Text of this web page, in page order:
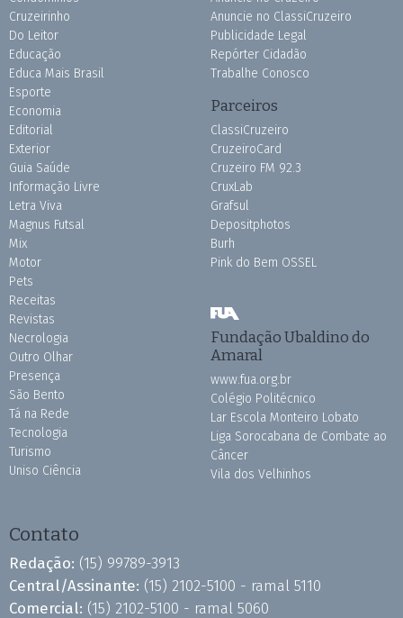
Cruzeirinho
Do Leitor
Educação
Educa Mais Brasil
Esporte
Economia
Editorial
Exterior
Guia Saúde
Informação Livre
Letra Viva
Magnus Futsal
Mix
Motor
Pets
Receitas
Revistas
Necrologia
Outro Olhar
Presença
São Bento
Tá na Rede
Tecnologia
Turismo
Uniso Ciência
Anuncie no ClassiCruzeiro
Publicidade Legal
Repórter Cidadão
Trabalhe Conosco
Parceiros
ClassiCruzeiro
CruzeiroCard
Cruzeiro FM 92.3
CruxLab
Grafsul
Depositphotos
Burh
Pink do Bem OSSEL
Fundação Ubaldino do
Amaral
www.fua.org.br
Colégio Politécnico
Lar Escola Monteiro Lobato
Liga Sorocabana de Combate ao
Câncer
Vila dos Velhinhos
Contato
Redação: (15) 99789-3913
Central/Assinante: (15) 2102-5100 - ramal 5110
Comercial: (15) 2102-5100 - ramal 5060